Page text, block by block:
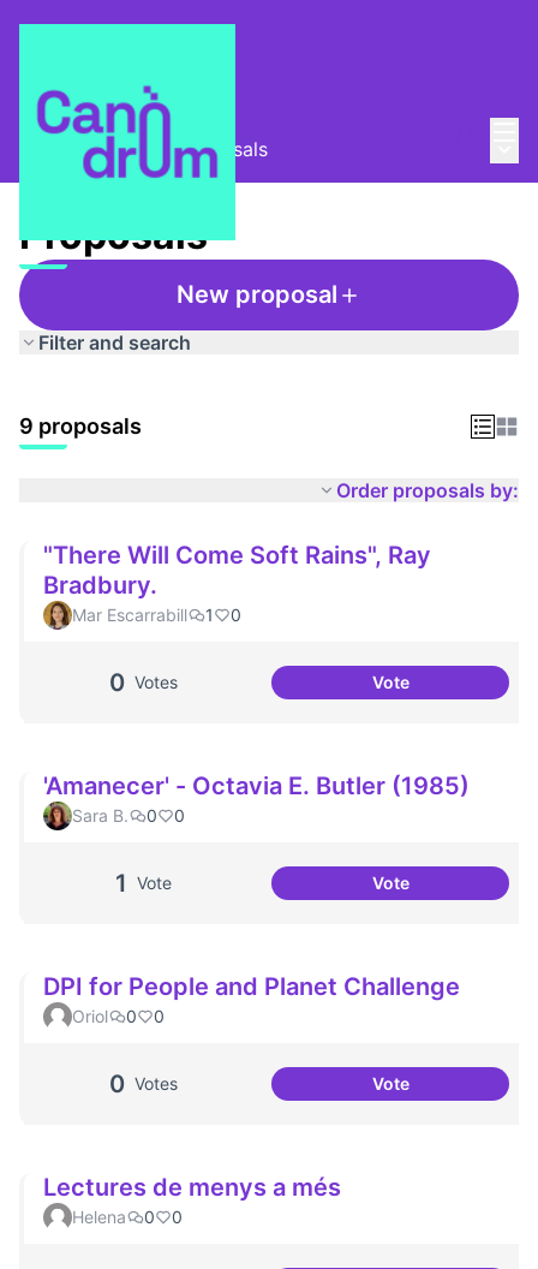
Club de lectura Proposals
Proposals
New proposal
Filter and search
9 proposals
Order proposals by:
"There Will Come Soft Rains", Ray
Bradbury.
Mar Escarrabill 1 0
0 Votes Vote"There Will Come
'Amanecer' - Octavia E. Butler (1985)
Sara B. 0 0
1 Vote Vote'Amanecer' -
DPI for People and Planet Challenge
Oriol 0 0
0 Votes VoteDPI for People
Lectures de menys a més
Helena 0 0